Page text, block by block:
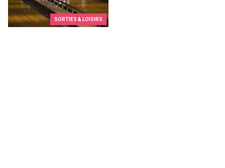
SORTIES & LOISIRS